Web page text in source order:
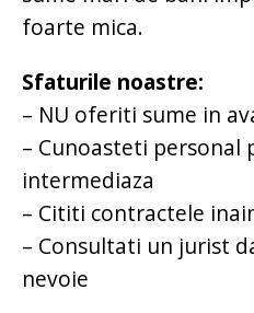
foarte mica.
Sfaturile noastre:
– NU oferiti sume in
– Cunoasteti personal
intermediaza
– Cititi contractele
– Consultati un jurist
nevoie